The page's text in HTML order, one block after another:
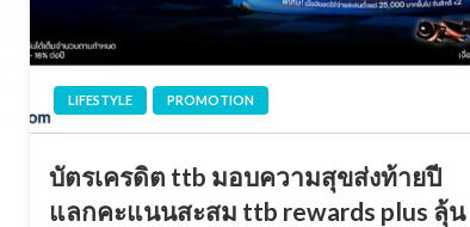
LIFESTYLE PROMOTION
บัตรเครดิต ttb มอบความสุขส่งท้ายปี
แลกคะแนนสะสม ttb rewards plus ลุ้น